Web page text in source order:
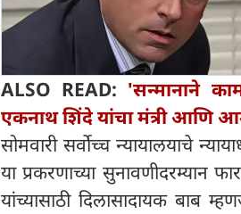
ALSO READ: 'सन्मानाने
एकनाथ शिंदे यांचा मंत्री आणि
सोमवारी सर्वोच्च न्यायालयाचे
या प्रकरणाच्या सुनावणीदरम्यान
यांच्यासाठी दिलासादायक बाब